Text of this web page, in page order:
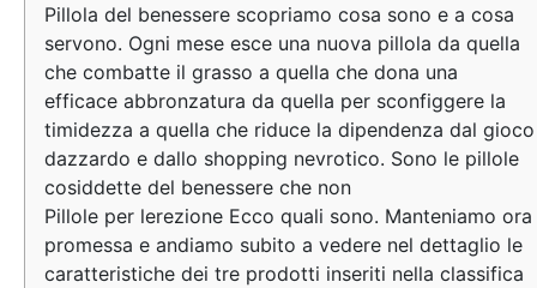
Pillola del benessere scopriamo cosa sono e a cosa
servono. Ogni mese esce una nuova pillola da quella
che combatte il grasso a quella che dona una
efficace abbronzatura da quella per sconfiggere la
timidezza a quella che riduce la dipendenza dal gioco
dazzardo e dallo shopping nevrotico. Sono le pillole
cosiddette del benessere che non
Pillole per lerezione Ecco quali sono. Manteniamo ora
promessa e andiamo subito a vedere nel dettaglio le
caratteristiche dei tre prodotti inseriti nella classifica